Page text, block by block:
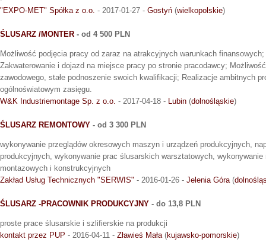
"EXPO-MET" Spółka z o.o. - 2017-01-27 - Gostyń (wielkopolskie)
ŚLUSARZ /MONTER - od 4 500 PLN
Możliwość podjęcia pracy od zaraz na atrakcyjnych warunkach finansowych;
Zakwaterowanie i dojazd na miejsce pracy po stronie pracodawcy;
zawodowego, stałe podnoszenie swoich kwalifikacji; Realizacje ambitnych
ogólnoświatowym zasięgu.
W&K Industriemontage Sp. z o.o. - 2017-04-18 - Lubin (dolnośląskie)
ŚLUSARZ REMONTOWY - od 3 300 PLN
wykonywanie przeglądów okresowych maszyn i urządzeń produkcyjnych,
produkcyjnych, wykonywanie prac ślusarskich warsztatowych,
montazowych i konstrukcyjnych
Zakład Usług Technicznych "SERWIS" - 2016-01-26 - Jelenia Góra(
ŚLUSARZ -PRACOWNIK PRODUKCYJNY - do 13,8 PLN
proste prace ślusarskie i szlifierskie na produkcji
kontakt przez PUP - 2016-04-11 - Zławieś Mała(kujawsko-pomorskie)